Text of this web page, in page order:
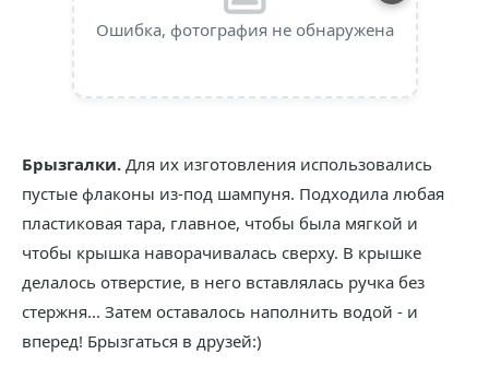
Ошибка, фотография не обнаружена
Брызгалки. Для их изготовления использовались
пустые флаконы из-под шампуня. Подходила любая
пластиковая тара, главное, чтобы была мягкой и
чтобы крышка наворачивалась сверху. В крышке
делалось отверстие, в него вставлялась ручка без
стержня... Затем оставалось наполнить водой - и
вперед! Брызгаться в друзей:)